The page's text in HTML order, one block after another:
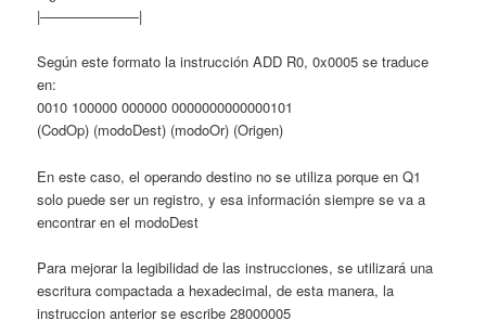
|———————|
Según este formato la instrucción ADD R0, 0x0005 se traduce
en:
0010 100000 000000 0000000000000101
(CodOp) (modoDest) (modoOr) (Origen)
En este caso, el operando destino no se utiliza porque en Q1
solo puede ser un registro, y esa información siempre se va a
encontrar en el modoDest
Para mejorar la legibilidad de las instrucciones, se utilizará una
escritura compactada a hexadecimal, de esta manera, la
instruccion anterior se escribe 28000005